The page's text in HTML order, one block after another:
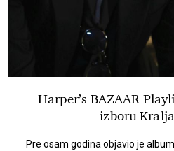
Harper’s BAZAAR
izboru
Pre osam godina objavio je